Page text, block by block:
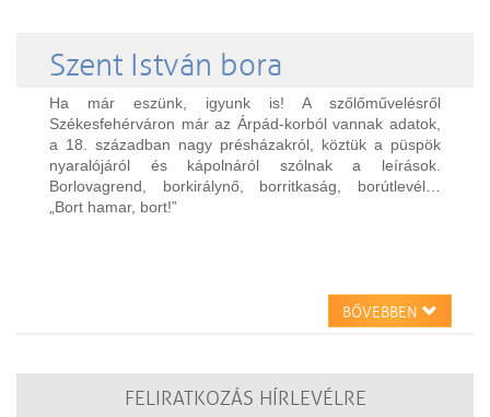
Szent István bora
Ha már eszünk, igyunk is! A szőlőművelésről
Székesfehérváron már az Árpád-korból vannak adatok,
a 18. században nagy présházakról, köztük a püspök
nyaralójáról és kápolnáról szólnak a leírások.
Borlovagrend, borkirálynő, borritkaság, borútlevél…
„Bort hamar, bort!”
BŐVEBBEN
FELIRATKOZÁS HÍRLEVÉLRE